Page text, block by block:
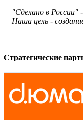
"Сделано в России"
Наша цель -
Стратегические